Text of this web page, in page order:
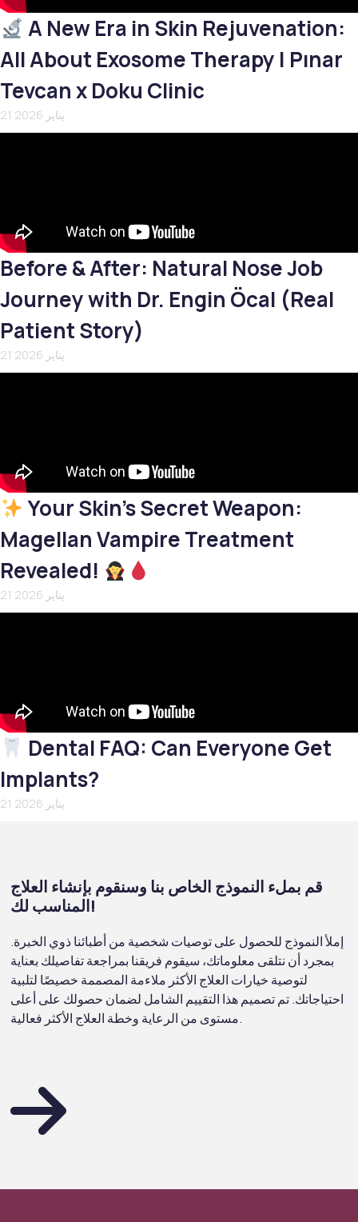
A New Era in Skin Rejuvenation:
All About Exosome Therapy | Pınar
Tevcan x Doku Clinic
21 يناير 2026
Before & After: Natural Nose Job
Journey with Dr. Engin Öcal (Real
Patient Story)
21 يناير 2026
Your Skin’s Secret Weapon:
Magellan Vampire Treatment
Revealed!
21 يناير 2026
Dental FAQ: Can Everyone Get
Implants?
21 يناير 2026
قم بملء النموذج الخاص بنا وسنقوم بإنشاء العلاج
المناسب لك!
إملأ النموذج للحصول على توصيات شخصية من أطبائنا ذوي الخبرة.
بمجرد أن نتلقى معلوماتك، سيقوم فريقنا بمراجعة تفاصيلك بعناية
لتوصية خيارات العلاج الأكثر ملاءمة المصممة خصيصًا لتلبية
احتياجاتك. تم تصميم هذا التقييم الشامل لضمان حصولك على أعلى
مستوى من الرعاية وخطة العلاج الأكثر فعالية.